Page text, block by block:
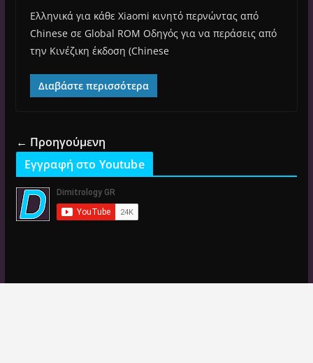
Ελληνικά για κάθε Xiaomi κινητό περνώντας από
Chinese σε Global ROM Οδηγός για να περάσεις από
την Κινέζικη έκδοση (Chinese
Διαβάστε περισσότερα
← Προηγούμενη
Εγγραφή στο Youtube